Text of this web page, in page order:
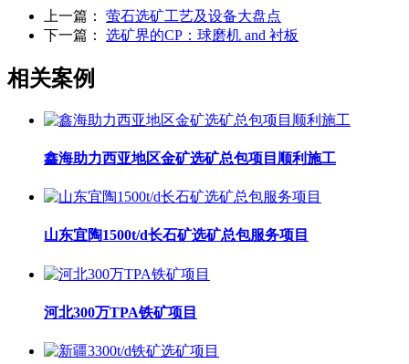
上一篇： 萤石选矿工艺及设备大盘点
下一篇： 选矿界的CP：球磨机 and 衬板
相关案例
鑫海助力西亚地区金矿选矿总包项目顺利施工
山东宜陶1500t/d长石矿选矿总包服务项目
河北300万TPA铁矿项目